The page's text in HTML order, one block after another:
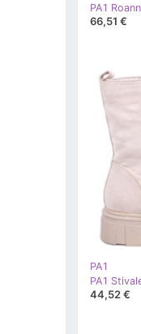
PA1
66,51 €
PA1
44,52 €